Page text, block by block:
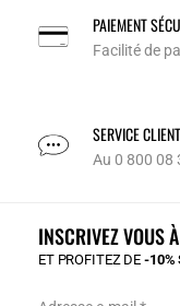
PAIEMENT
Facilité de
SERVICE CLIENT
Au 0 800 08
INSCRIVEZ VOUS
ET PROFITEZ DE-10%